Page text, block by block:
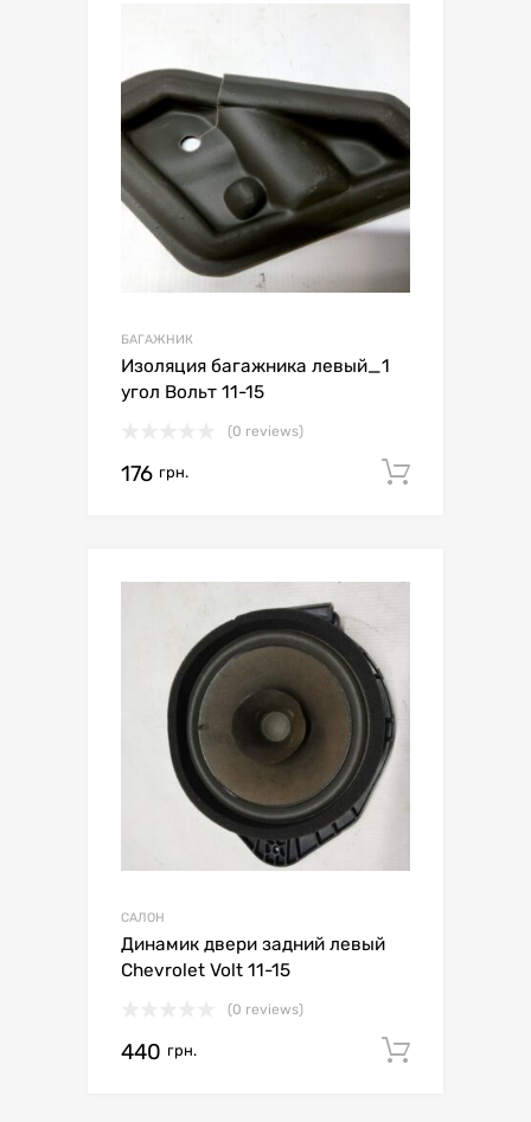
БАГАЖНИК
Изоляция багажника левый_1
угол Вольт 11-15
(0 reviews)
176 грн.
САЛОН
Динамик двери задний левый
Chevrolet Volt 11-15
(0 reviews)
440 грн.